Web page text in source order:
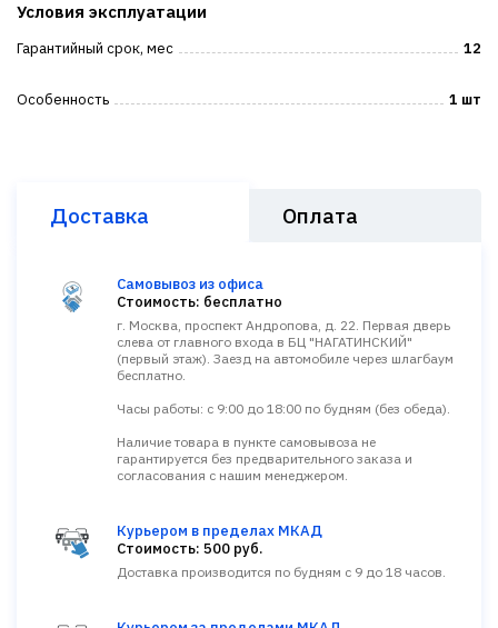
Условия эксплуатации
Гарантийный срок, мес 12
Особенность 1 шт
Доставка Оплата
Самовывоз из офиса
Стоимость: бесплатно
г. Москва, проспект Андропова, д. 22. Первая дверь
слева от главного входа в БЦ "НАГАТИНСКИЙ"
(первый этаж). Заезд на автомобиле через шлагбаум
бесплатно.
Часы работы: с 9:00 до 18:00 по будням (без обеда).
Наличие товара в пункте самовывоза не
гарантируется без предварительного заказа и
согласования с нашим менеджером.
Курьером в пределах МКАД
Стоимость: 500 руб.
Доставка производится по будням с 9 до 18 часов.